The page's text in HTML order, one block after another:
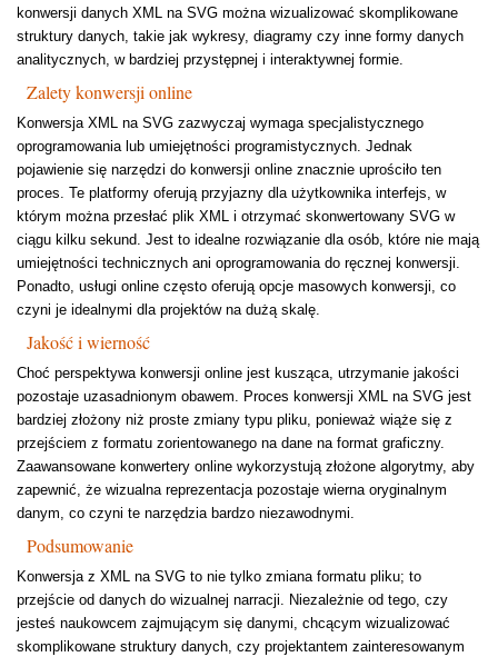
konwersji danych XML na SVG można wizualizować skomplikowane
struktury danych, takie jak wykresy, diagramy czy inne formy danych
analitycznych, w bardziej przystępnej i interaktywnej formie.
Zalety konwersji online
Konwersja XML na SVG zazwyczaj wymaga specjalistycznego
oprogramowania lub umiejętności programistycznych. Jednak
pojawienie się narzędzi do konwersji online znacznie uprościło ten
proces. Te platformy oferują przyjazny dla użytkownika interfejs, w
którym można przesłać plik XML i otrzymać skonwertowany SVG w
ciągu kilku sekund. Jest to idealne rozwiązanie dla osób, które nie mają
umiejętności technicznych ani oprogramowania do ręcznej konwersji.
Ponadto, usługi online często oferują opcje masowych konwersji, co
czyni je idealnymi dla projektów na dużą skalę.
Jakość i wierność
Choć perspektywa konwersji online jest kusząca, utrzymanie jakości
pozostaje uzasadnionym obawem. Proces konwersji XML na SVG jest
bardziej złożony niż proste zmiany typu pliku, ponieważ wiąże się z
przejściem z formatu zorientowanego na dane na format graficzny.
Zaawansowane konwertery online wykorzystują złożone algorytmy, aby
zapewnić, że wizualna reprezentacja pozostaje wierna oryginalnym
danym, co czyni te narzędzia bardzo niezawodnymi.
Podsumowanie
Konwersja z XML na SVG to nie tylko zmiana formatu pliku; to
przejście od danych do wizualnej narracji. Niezależnie od tego, czy
jesteś naukowcem zajmującym się danymi, chcącym wizualizować
skomplikowane struktury danych, czy projektantem zainteresowanym